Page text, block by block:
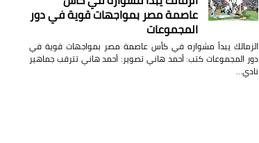
عاصمة مصر بمواجهات قوية في دور
المجموعات
الزمالك يبدأ مشواره في كأس عاصمة مصر بمواجهات قوية في
دور المجموعات كتب: أحمد هاني تصوير: أحمد هاني تترقب جماهير
نادي…